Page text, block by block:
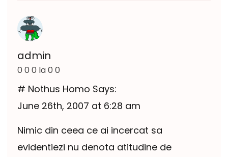
admin
0 0 0 la 0 0
# Nothus Homo Says:
June 26th, 2007 at 6:28 am
Nimic din ceea ce ai incercat sa
evidentiezi nu denota atitudine de